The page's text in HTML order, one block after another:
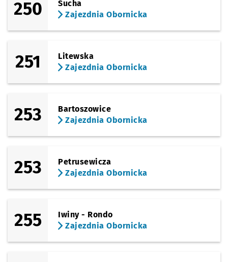
250
Sucha
Zajezdnia Obornicka
251
Litewska
Zajezdnia Obornicka
253
Bartoszowice
Zajezdnia Obornicka
253
Petrusewicza
Zajezdnia Obornicka
255
Iwiny - Rondo
Zajezdnia Obornicka